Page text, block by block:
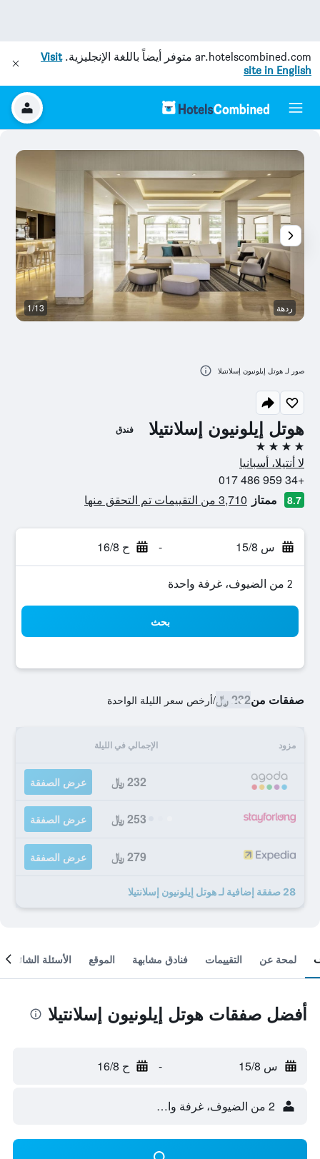
ar.hotelscombined.com متوفر أيضاً باللغة الإنجليزية.Visit
site in English
هوتل إيلونيون إسلانتيلا فندق
4 نجوم
لا أنتيلا، أسبانيا
+34 959 486 017
8.7 ممتاز 3,710 من التقييمات تم التحقق منها
س 15/8 - ح 16/8
2 من الضيوف، غرفة واحدة
بحث
صفقات من232 ﷼ /أرخص سعر الليلة الواحدة
مزود الإجمالي في الليلة
232 ﷼ عرض الصفقة
253 ﷼ عرض الصفقة
279 ﷼ عرض الصفقة
28 صفقة إضافية لـ هوتل إيلونيون إسلانتيلا
ردهة 1/13
صور لـ هوتل إيلونيون إسلانتيلا
لمحة عن التقييمات فنادق مشابهة الموقع الأسئلة الشائعة
أفضل صفقات هوتل إيلونيون إسلانتيلا
س 15/8 - ح 16/8
2 من الضيوف، غرفة واحدة